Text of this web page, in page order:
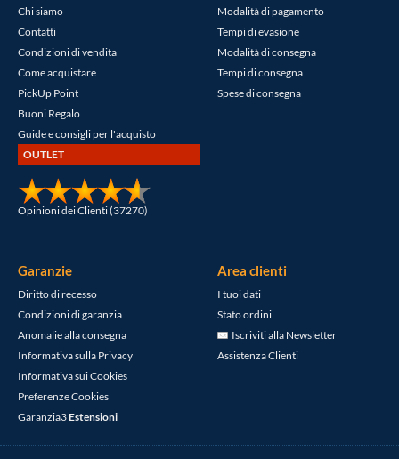
Chi siamo
Contatti
Condizioni di vendita
Come acquistare
PickUp Point
Buoni Regalo
Guide e consigli per l'acquisto
OUTLET
Opinioni dei Clienti (37270)
Modalità di pagamento
Tempi di evasione
Modalità di consegna
Tempi di consegna
Spese di consegna
Garanzie
Diritto di recesso
Condizioni di garanzia
Anomalie alla consegna
Informativa sulla Privacy
Informativa sui Cookies
Preferenze Cookies
Garanzia3Estensioni
Area clienti
I tuoi dati
Stato ordini
Iscriviti alla Newsletter
Assistenza Clienti